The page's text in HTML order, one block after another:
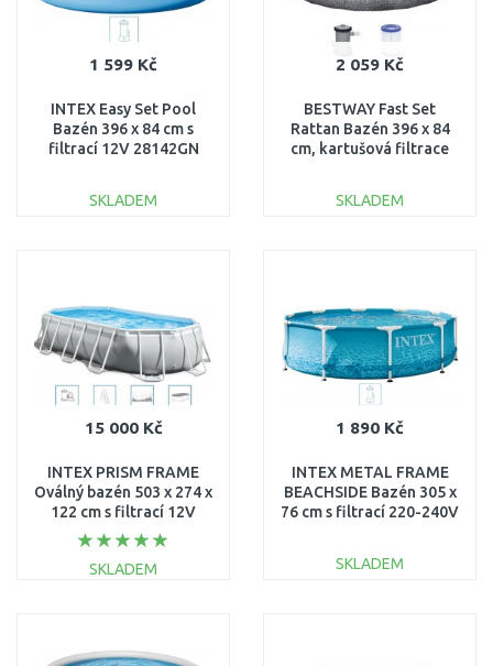
1 599 Kč
INTEX Easy Set Pool
Bazén 396 x 84 cm s
filtrací 12V 28142GN
SKLADEM
2 059 Kč
BESTWAY Fast Set
Rattan Bazén 396 x 84
cm, kartušová filtrace
SKLADEM
15 000 Kč
INTEX PRISM FRAME
Oválný bazén 503 x 274 x
122 cm s filtrací 12V
26796GN
SKLADEM
Porovnat
1 890 Kč
INTEX METAL FRAME
BEACHSIDE Bazén 305 x
76 cm s filtrací 220-240V
SKLADEM